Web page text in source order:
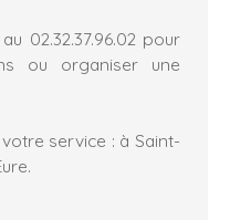
02.32.37.96.02 pour
ou organiser une
service : à Saint-